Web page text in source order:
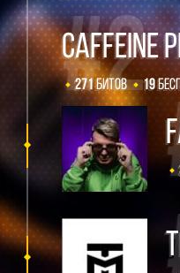
Caffeine
271Битов 19